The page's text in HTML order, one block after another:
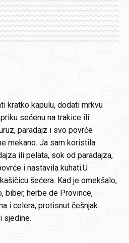
kratko kapulu, dodati mrkvu
sećenu na trakice ili
paradajz i svo povrće
mekano. Ja sam koristila
ili pelata, sok od paradajza,
i nastavila kuhati.U
šećera. Kad je omekšalo,
biber, herbe de Province,
i celera, protisnut češnjak.
sjedine.